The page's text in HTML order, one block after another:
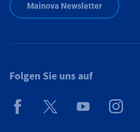
Mainova Newsletter
Folgen Sie uns auf